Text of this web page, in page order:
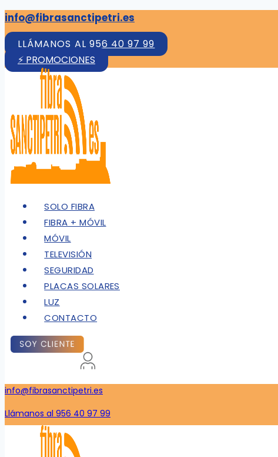
Saltar
al
contenido
info@fibrasanctipetri.es
LLÁMANOS AL 956 40 97 99
⚡ PROMOCIONES
SOLO FIBRA
FIBRA + MÓVIL
MÓVIL
TELEVISIÓN
SEGURIDAD
PLACAS SOLARES
LUZ
CONTACTO
info@fibrasanctipetri.es
Llámanos al 956 40 97 99